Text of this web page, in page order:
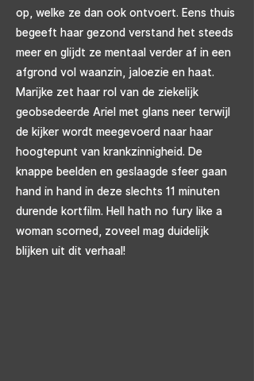
op, welke ze dan ook ontvoert. Eens thuis
begeeft haar gezond verstand het steeds
meer en glijdt ze mentaal verder af in een
afgrond vol waanzin, jaloezie en haat.
Marijke zet haar rol van de ziekelijk
geobsedeerde Ariel met glans neer terwijl
de kijker wordt meegevoerd naar haar
hoogtepunt van krankzinnigheid. De
knappe beelden en geslaagde sfeer gaan
hand in hand in deze slechts 11 minuten
durende kortfilm. Hell hath no fury like a
woman scorned, zoveel mag duidelijk
blijken uit dit verhaal!